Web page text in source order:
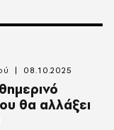
θα αλλάξει
08.10.2025